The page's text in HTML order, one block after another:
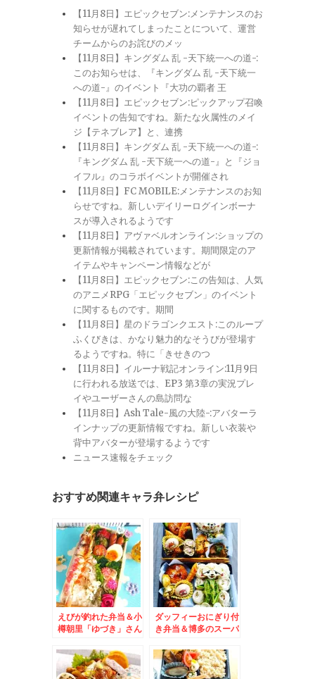
【11月8日】エピックセブン:メンテナンスのお
知らせが遅れてしまったことについて、運営
チームからのお詫びのメッ
【11月8日】キングダム 乱 -天下統一への道-:
このお知らせは、『キングダム 乱 -天下統一
への道-』のイベント『大功の覇者 王
【11月8日】エピックセブン:ピックアップ召喚
イベントの告知ですね。新たな火属性のメイ
ジ【テネブレア】と、連携
【11月8日】キングダム 乱 -天下統一への道-:
『キングダム 乱 -天下統一への道-』と『ジョ
イフル』のコラボイベントが開催され
【11月8日】FC MOBILE:メンテナンスのお知
らせですね。新しいデイリーログインボーナ
スが導入されるようです
【11月8日】アヴァベルオンライン:ショップの
更新情報が掲載されています。期間限定のア
イテムやキャンペーン情報などが
【11月8日】エピックセブン:この告知は、人気
のアニメRPG「エピックセブン」のイベント
に関するものです。期間
【11月8日】星のドラゴンクエスト:このループ
ふくびきは、かなり魅力的なそうびが登場す
るようですね。特に「きせきのつ
【11月8日】イルーナ戦記オンライン:11月9日
に行われる放送では、EP3 第3章の実況プレ
イやユーザーさんの島訪問な
【11月8日】Ash Tale-風の大陸-:アバターラ
インナップの更新情報ですね。新しい衣装や
背中アバターが登場するようです
ニュース速報をチェック
おすすめ関連キャラ弁レシピ
えびが釣れた弁当＆小
樽朝里「ゆづき」さん
カメンチも激ウマよ～
♪
ダッフィーおにぎり付
き弁当＆博多のスーパ
スパゲッティ」が想像
以上に美味しかった件
(*´艸`*)